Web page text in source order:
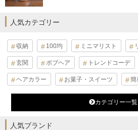
人気カテゴリー
収納 100均 ミニマリスト
玄関 ボブヘア トレンドコーデ
ヘアカラー お菓子・スイーツ 簡
カテゴリー一覧
人気ブランド